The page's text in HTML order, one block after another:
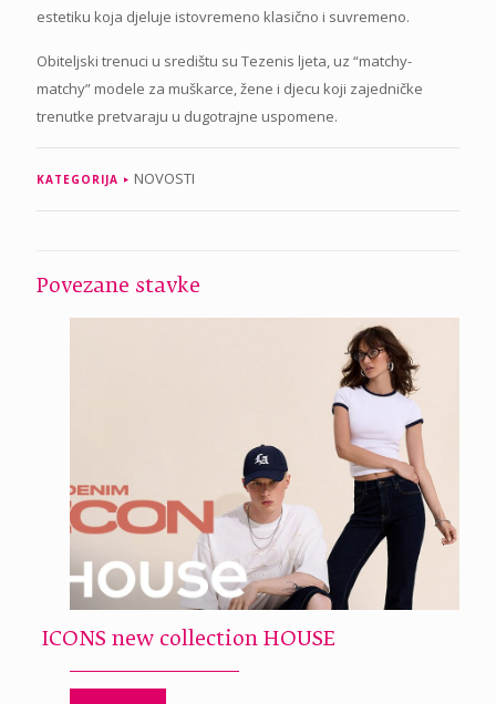
estetiku koja djeluje istovremeno klasično i suvremeno.
Obiteljski trenuci u središtu su Tezenis ljeta, uz “matchy-
matchy” modele za muškarce, žene i djecu koji zajedničke
trenutke pretvaraju u dugotrajne uspomene.
KATEGORIJA NOVOSTI
Povezane stavke
ICONS new collection HOUSE